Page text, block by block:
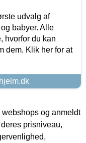
udvalg af
babyer. Alle
hvorfor du kan
dem. Klik her for at
og anmeldt
prisniveau,